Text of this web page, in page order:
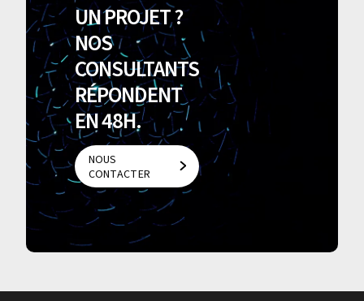
UN PROJET ?
NOS
CONSULTANTS
RÉPONDENT
EN 48H.
NOUS
CONTACTER
NOUS
CONTACTER